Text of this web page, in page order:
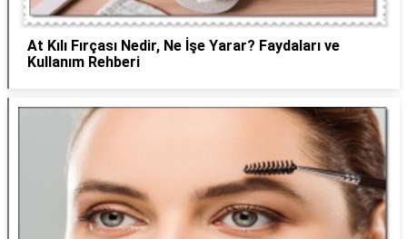
At Kılı Fırçası Nedir, Ne İşe Yarar? Faydaları ve
Kullanım Rehberi